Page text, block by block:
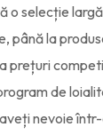
o selecție
până la
prețuri
de
nevoie